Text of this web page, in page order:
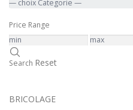
Price Range
Search Reset
BRICOLAGE